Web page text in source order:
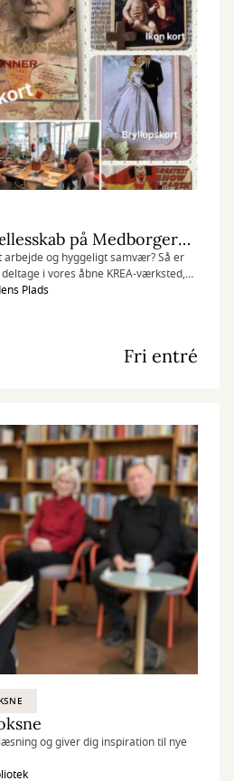
KREA - Kreativt fællesskab på Medborgercentret
og hyggeligt samvær? Så er
i vores åbne KREA-værksted,
Medborgercentret Nordens Plads.
Plads
Fri entré
og giver dig inspiration til nye